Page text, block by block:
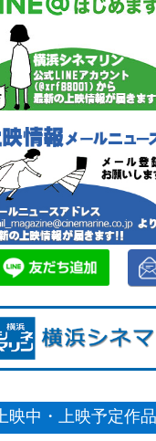
上映中・上映予定作品